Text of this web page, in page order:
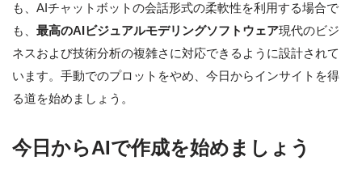
も、AIチャットボットの会話形式の柔軟性を利用する場合で
も、 最高のAIビジュアルモデリングソフトウェア現代のビジ
ネスおよび技術分析の複雑さに対応できるように設計されて
います。手動でのプロットをやめ、今日からインサイトを得
る道を始めましょう。
今日からAIで作成を始めましょう